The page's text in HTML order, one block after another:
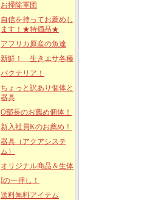
お掃除軍団
自信を持ってお薦めし
ます！★特価品★
アフリカ原産の魚達
新鮮！ 生きエサ各種
バクテリア！
ちょっと訳あり個体と
器具
O部長のお薦め個体！
新入社員Kのお薦め！
器具（アクアシステ
ム）
オリジナル商品＆生体
Iの一押し！
送料無料アイテム